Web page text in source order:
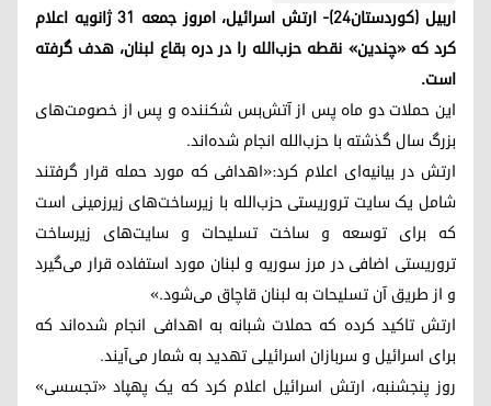
اربیل (کوردستان٢٤)- ارتش اسرائیل، امروز جمعه ۳۱ ژانویه اعلام
کرد که «چندین» نقطه حزب‌الله را در دره بقاع لبنان، هدف گرفته
است.
این حملات دو ماه پس از آتش‌بس شکننده و پس از خصومت‌های
بزرگ سال گذشته با حزب‌الله انجام شده‌اند.
ارتش در بیانیه‌ای اعلام کرد:«اهدافی که مورد حمله قرار گرفتند
شامل یک سایت تروریستی حزب‌الله با زیرساخت‌های زیرزمینی است
که برای توسعه و ساخت تسلیحات و سایت‌های زیرساخت
تروریستی اضافی در مرز سوریه و لبنان مورد استفاده قرار می‌گیرد
و از طریق آن تسلیحات به لبنان قاچاق می‌شود.»
ارتش تاکید کرده که حملات شبانه به اهدافی انجام شده‌اند که
برای اسرائیل و سربازان اسرائیلی تهدید به شمار می‌آیند.
روز پنجشنبه، ارتش اسرائیل اعلام کرد که یک پهپاد «تجسسی»